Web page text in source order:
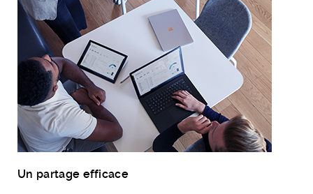
Un partage efficace